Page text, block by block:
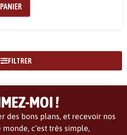
FILTRER
MOI !
des bons plans, et recevoir nos
c’est très simple,